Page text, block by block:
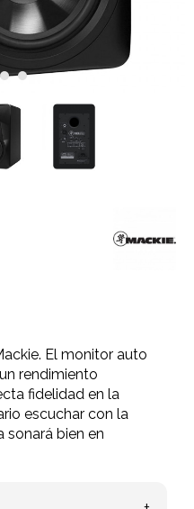
El monitor auto
rendimiento
fidelidad en la
escuchar con la
sonará bien en